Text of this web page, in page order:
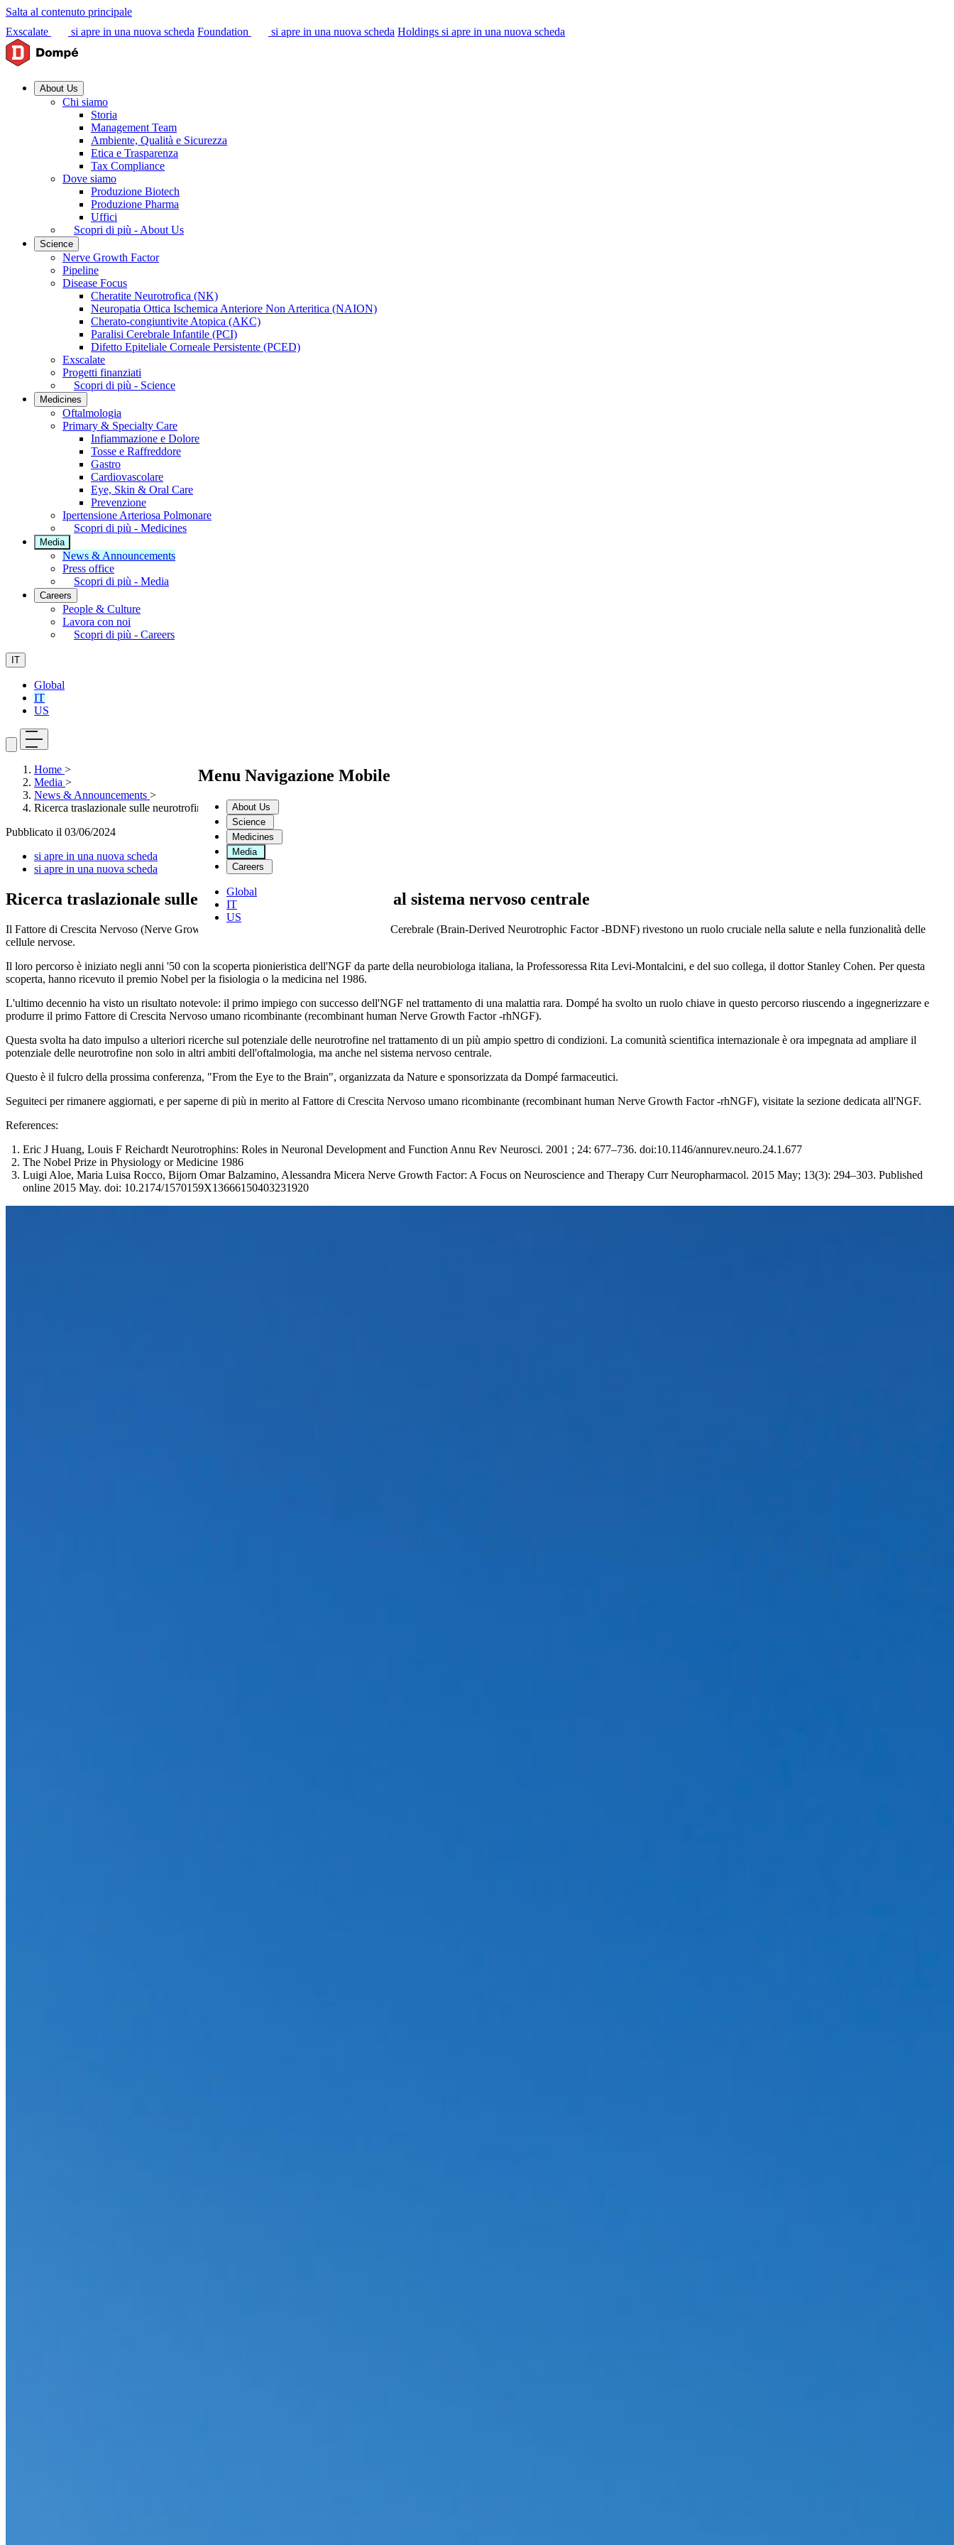
Salta al contenuto principale
Exscalate
si apre in una nuova scheda Foundation si apre in una nuova scheda Holdings si apre in una nuova scheda
About Us
Chi siamo
Storia
Management Team
Ambiente, Qualità e Sicurezza
Etica e Trasparenza
Tax Compliance
Dove siamo
Produzione Biotech
Produzione Pharma
Uffici
Scopri di più - About Us
Science
Nerve Growth Factor
Pipeline
Disease Focus
Cheratite Neurotrofica (NK)
Neuropatia Ottica Ischemica Anteriore Non Arteritica (NAION)
Cherato-congiuntivite Atopica (AKC)
Paralisi Cerebrale Infantile (PCI)
Difetto Epiteliale Corneale Persistente (PCED)
Exscalate
Progetti finanziati
Scopri di più - Science
Medicines
Oftalmologia
Primary & Specialty Care
Infiammazione e Dolore
Tosse e Raffreddore
Gastro
Cardiovascolare
Eye, Skin & Oral Care
Prevenzione
Ipertensione Arteriosa Polmonare
Scopri di più - Medicines
Media
News & Announcements
Press office
Scopri di più - Media
Careers
People & Culture
Lavora con noi
Scopri di più - Careers
IT
Global
IT
US
Menu Navigazione Mobile
About Us
Science
Medicines
Media
Careers
Global
IT
US
Home >
Media >
News & Announcements >
Ricerca traslazionale sulle neurotrofine dalla cornea al sistema nervoso centrale
Pubblicato il 03/06/2024
si apre in una nuova scheda
si apre in una nuova scheda
Ricerca traslazionale sulle neurotrofine dalla cornea al sistema nervoso centrale
Il Fattore di Crescita Nervoso (Nerve Growth Factor -NGF), e il Fattore Neurotrofico Cerebrale (Brain-Derived Neurotrophic Factor -BDNF) rivestono un ruolo cruciale nella salute e nella funzionalità delle
cellule nervose.
Il loro percorso è iniziato negli anni '50 con la scoperta pionieristica dell'NGF da parte della neurobiologa italiana, la Professoressa Rita Levi-Montalcini, e del suo collega, il dottor Stanley Cohen. Per questa
scoperta, hanno ricevuto il premio Nobel per la fisiologia o la medicina nel 1986.
L'ultimo decennio ha visto un risultato notevole: il primo impiego con successo dell'NGF nel trattamento di una malattia rara. Dompé ha svolto un ruolo chiave in questo percorso riuscendo a ingegnerizzare e
produrre il primo Fattore di Crescita Nervoso umano ricombinante (recombinant human Nerve Growth Factor -rhNGF).
Questa svolta ha dato impulso a ulteriori ricerche sul potenziale delle neurotrofine nel trattamento di un più ampio spettro di condizioni. La comunità scientifica internazionale è ora impegnata ad ampliare il
potenziale delle neurotrofine non solo in altri ambiti dell'oftalmologia, ma anche nel sistema nervoso centrale.
Questo è il fulcro della prossima conferenza, "From the Eye to the Brain", organizzata da Nature e sponsorizzata da Dompé farmaceutici.
Seguiteci per rimanere aggiornati, e per saperne di più in merito al Fattore di Crescita Nervoso umano ricombinante (recombinant human Nerve Growth Factor -rhNGF), visitate la sezione dedicata all'NGF.
References:
Eric J Huang, Louis F Reichardt Neurotrophins: Roles in Neuronal Development and Function Annu Rev Neurosci. 2001 ; 24: 677–736. doi:10.1146/annurev.neuro.24.1.677
The Nobel Prize in Physiology or Medicine 1986
Luigi Aloe, Maria Luisa Rocco, Bijorn Omar Balzamino, Alessandra Micera Nerve Growth Factor: A Focus on Neuroscience and Therapy Curr Neuropharmacol. 2015 May; 13(3): 294–303. Published
online 2015 May. doi: 10.2174/1570159X13666150403231920